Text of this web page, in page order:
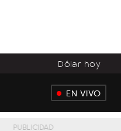
Dólar hoy
EN VIVO